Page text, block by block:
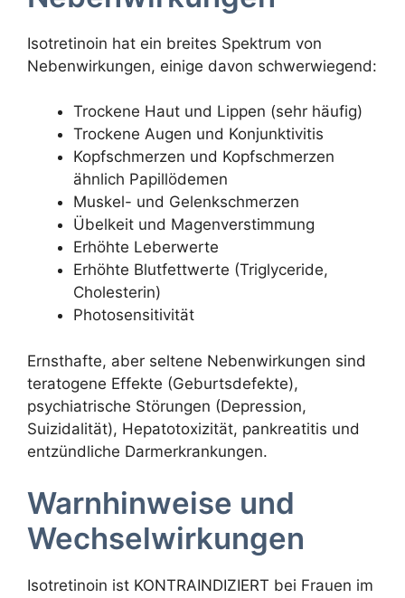
Isotretinoin hat ein breites Spektrum von
Nebenwirkungen, einige davon schwerwiegend:
Trockene Haut und Lippen (sehr häufig)
Trockene Augen und Konjunktivitis
Kopfschmerzen und Kopfschmerzen
ähnlich Papillödemen
Muskel- und Gelenkschmerzen
Übelkeit und Magenverstimmung
Erhöhte Leberwerte
Erhöhte Blutfettwerte (Triglyceride,
Cholesterin)
Photosensitivität
Ernsthafte, aber seltene Nebenwirkungen sind
teratogene Effekte (Geburtsdefekte),
psychiatrische Störungen (Depression,
Suizidalität), Hepatotoxizität, pankreatitis und
entzündliche Darmerkrankungen.
Warnhinweise und
Wechselwirkungen
Isotretinoin ist KONTRAINDIZIERT bei Frauen im